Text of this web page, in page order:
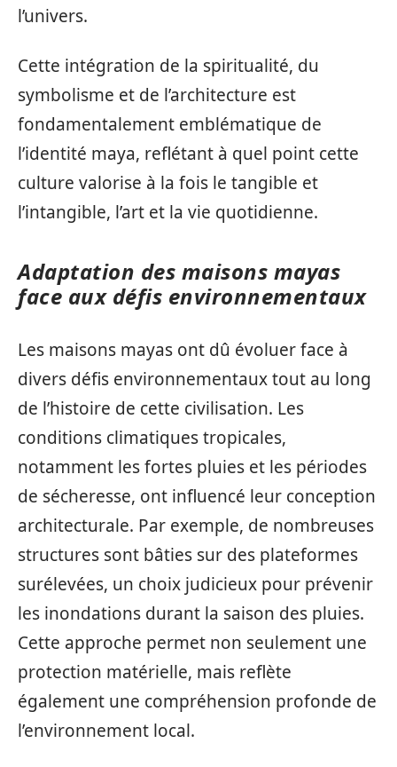
l’univers.
Cette intégration de la spiritualité, du
symbolisme et de l’architecture est
fondamentalement emblématique de
l’identité maya, reflétant à quel point cette
culture valorise à la fois le tangible et
l’intangible, l’art et la vie quotidienne.
Adaptation des maisons mayas
face aux défis environnementaux
Les maisons mayas ont dû évoluer face à
divers défis environnementaux tout au long
de l’histoire de cette civilisation. Les
conditions climatiques tropicales,
notamment les fortes pluies et les périodes
de sécheresse, ont influencé leur conception
architecturale. Par exemple, de nombreuses
structures sont bâties sur des plateformes
surélevées, un choix judicieux pour prévenir
les inondations durant la saison des pluies.
Cette approche permet non seulement une
protection matérielle, mais reflète
également une compréhension profonde de
l’environnement local.